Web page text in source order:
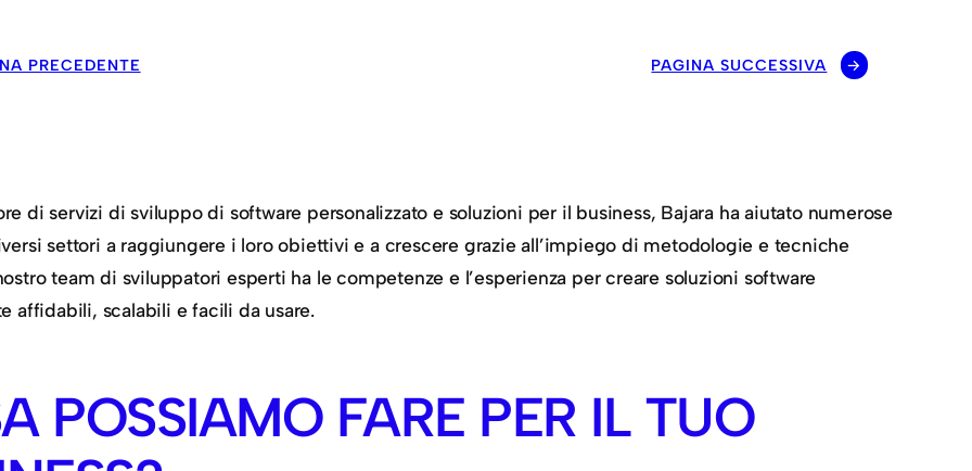
PRECEDENTE PAGINA SUCCESSIVA →
di servizi di sviluppo di software personalizzato e soluzioni per il business, Bajara ha aiutato numerose
settori a raggiungere i loro obiettivi e a crescere grazie all’impiego di metodologie e tecniche
team di sviluppatori esperti ha le competenze e l’esperienza per creare soluzioni software
affidabili, scalabili e facili da usare.
POSSIAMO FARE PER IL TUO